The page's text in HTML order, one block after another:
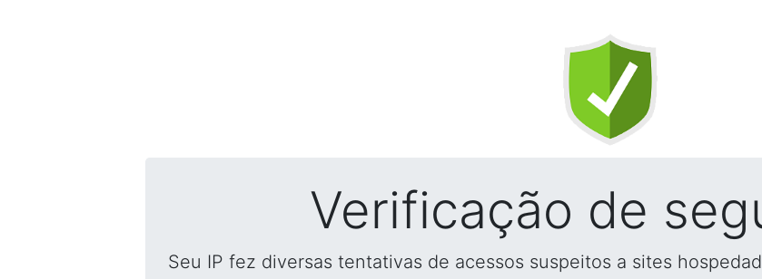
Verificação de
Seu IP fez diversas tentativas de acessos suspeitos a sites